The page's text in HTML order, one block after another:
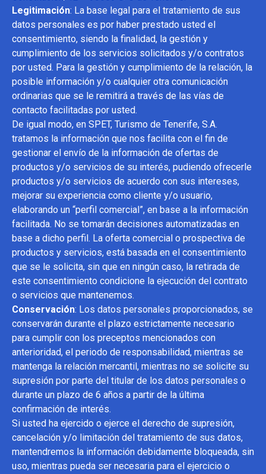
Legitimación: La base legal para el tratamiento de sus
datos personales es por haber prestado usted el
consentimiento, siendo la finalidad, la gestión y
cumplimiento de los servicios solicitados y/o contratos
por usted. Para la gestión y cumplimiento de la relación, la
posible información y/o cualquier otra comunicación
ordinarias que se le remitirá a través de las vías de
contacto facilitadas por usted.
De igual modo, en SPET, Turismo de Tenerife, S.A.
tratamos la información que nos facilita con el fin de
gestionar el envío de la información de ofertas de
productos y/o servicios de su interés, pudiendo ofrecerle
productos y/o servicios de acuerdo con sus intereses,
mejorar su experiencia como cliente y/o usuario,
elaborando un “perfil comercial”, en base a la información
facilitada. No se tomarán decisiones automatizadas en
base a dicho perfil. La oferta comercial o prospectiva de
productos y servicios, está basada en el consentimiento
que se le solicita, sin que en ningún caso, la retirada de
este consentimiento condicione la ejecución del contrato
o servicios que mantenemos.
Conservación: Los datos personales proporcionados, se
conservarán durante el plazo estrictamente necesario
para cumplir con los preceptos mencionados con
anterioridad, el periodo de responsabilidad, mientras se
mantenga la relación mercantil, mientras no se solicite su
supresión por parte del titular de los datos personales o
durante un plazo de 6 años a partir de la última
confirmación de interés.
Si usted ha ejercido o ejerce el derecho de supresión,
cancelación y/o limitación del tratamiento de sus datos,
mantendremos la información debidamente bloqueada, sin
uso, mientras pueda ser necesaria para el ejercicio o